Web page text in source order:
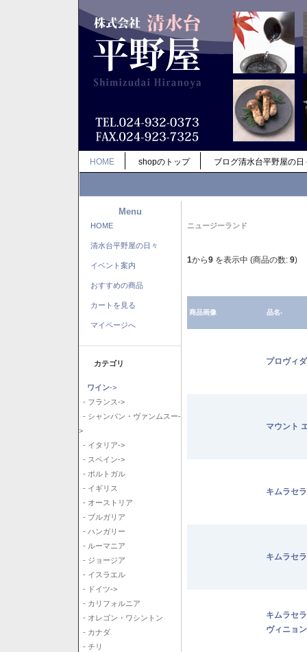
HOME shopのトップ ブログ清水台平野屋の日
Menu
HOME
清水台平野屋の日々
イベント案内
おすすめの商品
カートを見る
マイページへ
カテゴリ
ワイン->
- フランス->
- シャンパン・ヴァンムスー-
>
- イタリア->
- スペイン->
- ポルトガル
- イギリス
- オーストリア
- ブルガリア
- ハンガリー
- ルーマニア
- ジョージア
- イスラエル
- ドイツ->
- カリフォルニア
- オレゴン・ワシントン
- カナダ
- チリ
ニュージーランド
1から9 を表示中 (商品の数: 9)
商品画像 品名-
プロヴィ
マウント
キムラセ
キムラセ
キムラセ
ヴィニョ